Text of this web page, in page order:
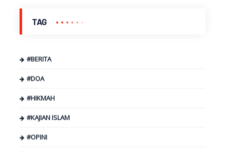
TAG
#BERITA
#DOA
#HIKMAH
#KAJIAN ISLAM
#OPINI